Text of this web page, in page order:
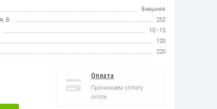
Внешняя
В:
252
10 - 15
120
220
Оплата
Принимаем оплату
online